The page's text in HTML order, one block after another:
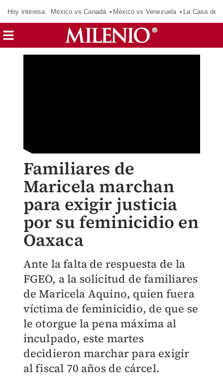
Hoy interesa: México vs Canadá México vs Venezuela La Casa de
Familiares de
Maricela marchan
para exigir justicia
por su feminicidio en
Oaxaca
Ante la falta de respuesta de la
FGEO, a la solicitud de familiares
de Maricela Aquino, quien fuera
víctima de feminicidio, de que se
le otorgue la pena máxima al
inculpado, este martes
decidieron marchar para exigir
al fiscal 70 años de cárcel.